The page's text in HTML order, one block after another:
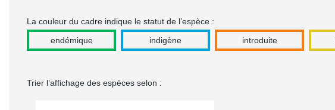
La couleur du cadre indique le statut de l’espèce :
endémique
indigène introduite
Trier l’affichage des espèces selon :